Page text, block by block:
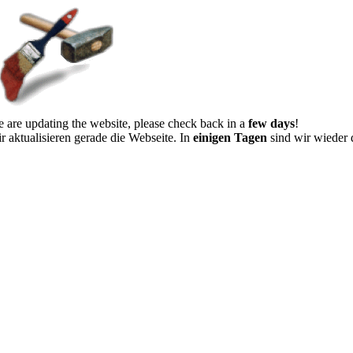
are updating the website, please check back in a few days!
aktualisieren gerade die Webseite. In einigen Tagen sind wir wieder